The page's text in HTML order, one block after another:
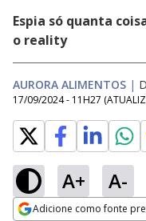
Espia só quanta
o reality
AURORA ALIMENTOS |
17/09/2024 - 11H27
A+ A-
Adicione como fonte